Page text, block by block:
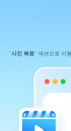
“사진 복원” 섹션으로 이